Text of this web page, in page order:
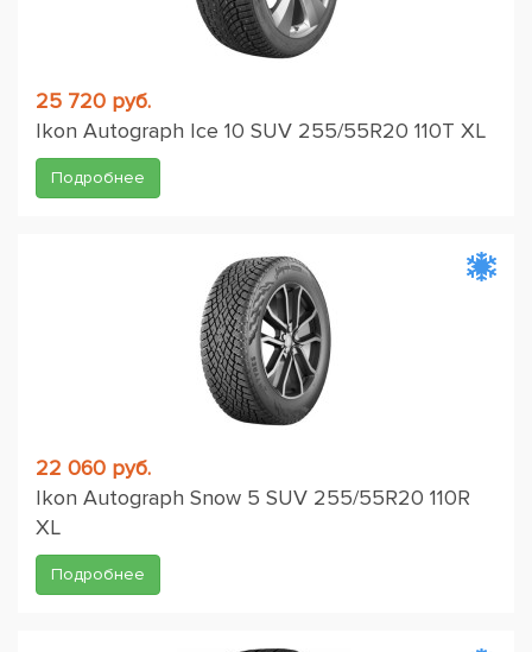
25 720 руб.
Ikon Autograph Ice 10 SUV 255/55R20 110T XL
Подробнее
22 060 руб.
Ikon Autograph Snow 5 SUV 255/55R20 110R
XL
Подробнее